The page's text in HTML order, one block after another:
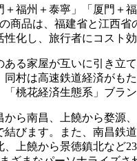
福州＋泰寧」「厦門＋
品は、福建省と江西
化し、旅行者にコスト
る家屋が互いに引き立
村は高速鉄道経済がも
桃花経済生態系」ブラン
ら南昌、上饒から婺源
びます。また、南昌鉄
饒から景徳鎮北など